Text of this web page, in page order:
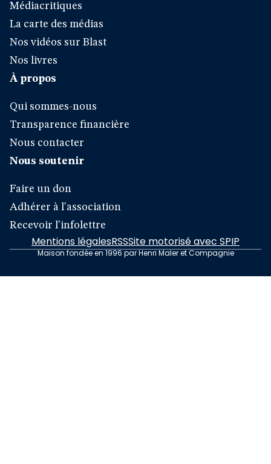
Médiacritiques
La carte des médias
Nos vidéos sur Blast
Nos livres
À propos
Qui sommes-nous
Transparence financière
Nous contacter
Nous soutenir
Faire un don
Adhérer à l'association
Recevoir l'infolettre
Mentions légalesRSSSite motorisé avec SPIP
Maison fondée en 1996 par Henri Maler et Compagnie